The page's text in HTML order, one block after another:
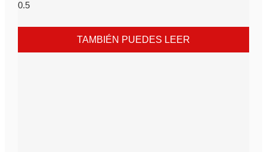
TAMBIÉN PUEDES LEER